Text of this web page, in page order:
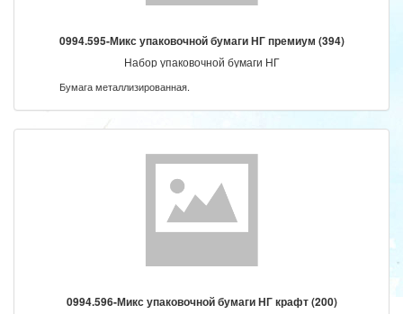
0994.595-Микс упаковочной бумаги НГ премиум (394)
Набор упаковочной бумаги НГ
Бумага металлизированная.
0994.596-Микс упаковочной бумаги НГ крафт (200)